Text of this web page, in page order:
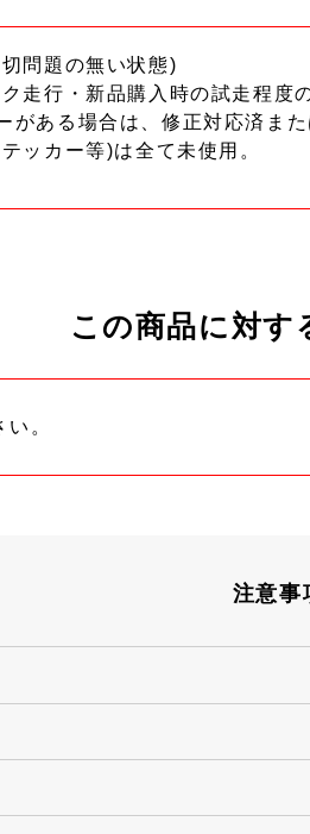
問題の無い状態)
走行・新品購入時の試走程度
がある場合は、修正対応済ま
ッカー等)は全て未使用。
この商品に対す
。
注意事